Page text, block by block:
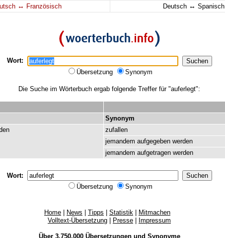
↔ Französisch Deutsch ↔ Spanisch
Wort:
Übersetzung
Synonym
Die Suche im Wörterbuch ergab folgende Treffer für "auferlegt":
Synonym
zufallen
jemandem aufgegeben werden
jemandem aufgetragen werden
Wort:
Übersetzung
Synonym
Home News Tipps Statistik
Mitmachen
Volltext-Übersetzung
Presse Impressum
Über 3.750.000 Übersetzungenund Synonyme